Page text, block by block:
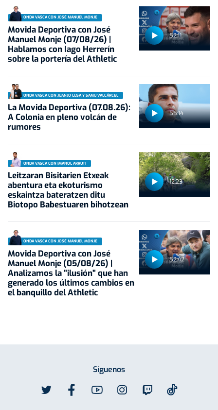
52:11
ONDA VASCA CON JOSÉ MANUEL MONJE
Movida Deportiva con José
Manuel Monje (07/08/26) |
Hablamos con Iago Herrerín
sobre la portería del Athletic
55:14
ONDA VASCA CON JUANJO LUSA Y SAMU VALCÁRCEL
La Movida Deportiva (07.08.26):
A Colonia en pleno volcán de
rumores
12:23
ONDA VASCA CON IMANOL ARRUTI
Leitzaran Bisitarien Etxeak
abentura eta ekoturismo
eskaintza bateratzen ditu
Biotopo Babestuaren bihotzean
52:42
ONDA VASCA CON JOSÉ MANUEL MONJE
Movida Deportiva con José
Manuel Monje (05/08/26) |
Analizamos la "ilusión" que han
generado los últimos cambios en
el banquillo del Athletic
Síguenos